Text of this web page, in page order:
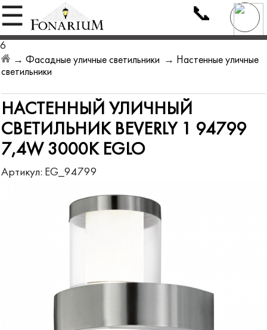
☰ 📞
6
→Фасадные уличные светильники → Настенные уличные
светильники
НАСТЕННЫЙ УЛИЧНЫЙ
СВЕТИЛЬНИК BEVERLY 1 94799
7,4W 3000K EGLO
Артикул: EG_94799